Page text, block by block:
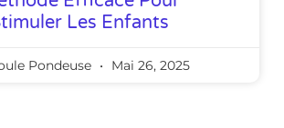
Les Enfants
Pondeuse Mai 26, 2025